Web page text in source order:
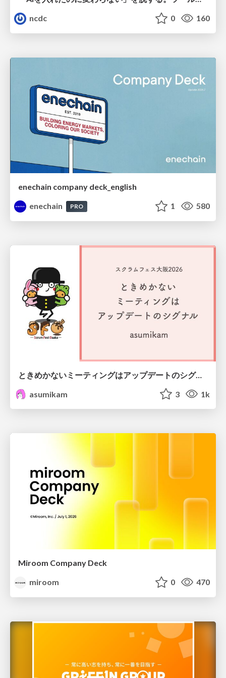
ncdc
0 160
enechain company deck_english
enechain
PRO 1 580
ときめかないミーティングはアップデートのシグナル #scrumosaka
asumikam
3 1k
Miroom Company Deck
miroom
0 470